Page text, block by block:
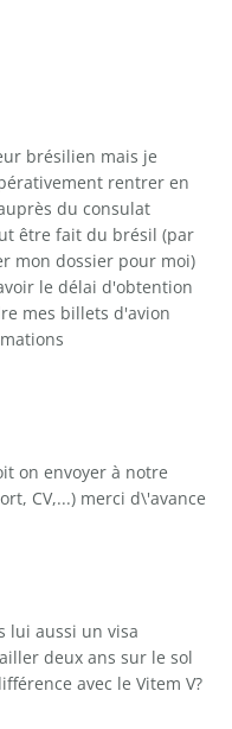
brésilien mais je
rentrer en
du consulat
être fait du brésil (par
mon dossier pour moi)
le délai d'obtention
mes billets d'avion
on envoyer à notre
CV,...) merci d\'avance
lui aussi un visa
deux ans sur le sol
avec le Vitem V?